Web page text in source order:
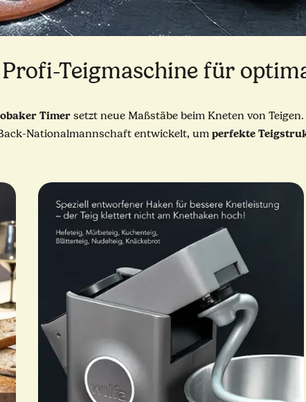
Profi-Teigmaschine für
Timer setzt neue Maßstäbe beim Kneten von
Nationalmannschaft entwickelt, um perfekte